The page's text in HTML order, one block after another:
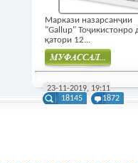
Маркази назарсанҷии
"Gallup" Тоҷикистонро
қатори 12...
23-11-2019, 19:11
18145
1872